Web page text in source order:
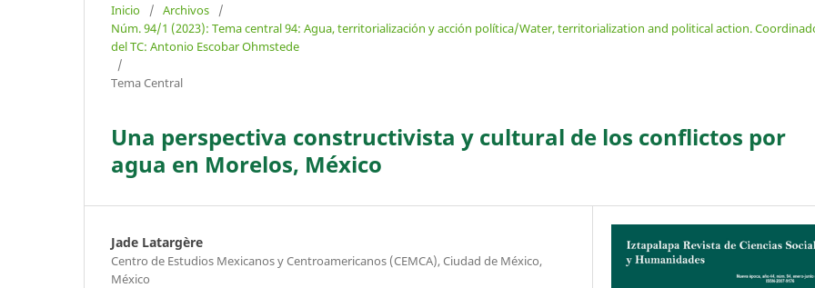
Inicio / Archivos
/
Núm. 94/1 (2023): Tema central 94: Agua, territorialización y acción política/Water, territorialization and political action.
del TC: Antonio Escobar Ohmstede
/
Tema Central
Una perspectiva constructivista y cultural de los conflictos por
agua en Morelos, México
Jade Latargère
Centro de Estudios Mexicanos y Centroamericanos (CEMCA), Ciudad de México,
México